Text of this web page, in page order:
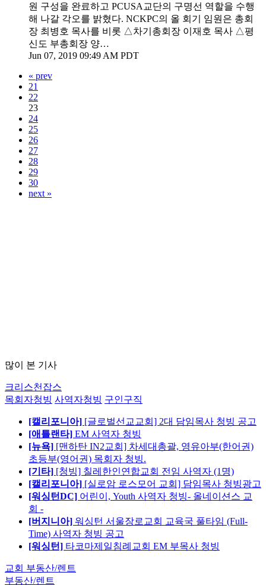
원 구성을 완료하고 PCUSA교단의 구명선 역할을 수행
해 나갈 각오를 밝혔다. NCKPC의 올 회기 임원은 총회
장 최병호 목사를 비롯 △차기총회장 이재호 목사 △평
신도 부총회장 양…
Jun 07, 2019 09:49 AM PDT
« prev
21
22
23
24
25
26
27
28
29
30
next »
많이 본 기사
크리스천잡스
목회자청빙 사역자청빙 구인구직
[캘리포니아] [글로벌선교교회] 2대 담임목사 청빙 공고
[애틀랜타] EM 사역자 청빙
[뉴욕] [맨하탄 IN2교회] 차세대총괄, 영유아부(한어권)
초등부(영어권) 목회자 청빙.
[기타] [청빙] 칠레한인연합교회 전임 사역자 (1명)
[캘리포니아] [실로암 로스모어 교회] 담임목사 청빙광고
[워싱턴DC] 어린이, Youth 사역자 청빙- 올네이션스 교
회 -
[버지니아] 워싱턴 서울장로교회 교육국 풀타임 (Full-
Time) 사역자 청빙 공고
[워싱턴] 타코마제일침례교회 EM 부목사 청빙
교회 부동산/렌트
부동산/렌트